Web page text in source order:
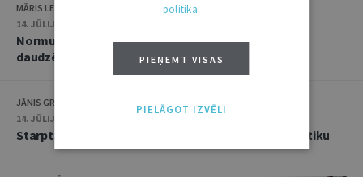
MĀRIS LEJA
14. JŪLIJS 2026
Normu konkurences un noziedzīgu nodarījumu
daudzējādības problemātika
JĀNIS GRASIS
14. JŪLIJS 2026
Starptautiskās tiesības: mazās valstis pret reālpolitiku
politikā.
PIEŅEMT VISAS
PIELĀGOT IZVĒLI